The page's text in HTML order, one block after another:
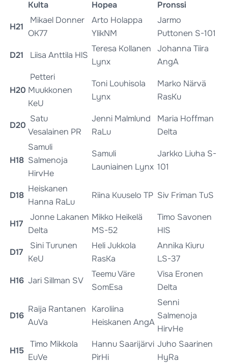
Kulta
Hopea Pronssi
H21
Mikael Donner
OK77
Arto Holappa
YlikNM
Jarmo
Puttonen S-101
D21 Liisa Anttila HlS
Teresa Kollanen
Lynx
Johanna Tiira
AngA
H20
Petteri
Muukkonen
KeU
Toni Louhisola
Lynx
Marko Närvä
RasKu
D20
Satu
Vesalainen PR
Jenni Malmlund
RaLu
Maria Hoffman
Delta
H18
Samuli
Salmenoja
HirvHe
Samuli
Launiainen Lynx
Jarkko Liuha S-
101
D18
Heiskanen
Hanna RaLu
Riina Kuuselo TP Siv Friman TuS
H17
Jonne Lakanen
Delta
Mikko Heikelä
MS-52
Timo Savonen
HlS
D17
Sini Turunen
KeU
Heli Jukkola
RasKa
Annika Kiuru
LS-37
H16 Jari Sillman SV
Teemu Väre
SomEsa
Visa Eronen
Delta
D16
Raija Rantanen
AuVa
Karoliina
Heiskanen AngA
Senni
Salmenoja
HirvHe
H15
Timo Mikkola
EuVe
Hannu Saarijärvi
PirHi
Juho Saarinen
HyRa